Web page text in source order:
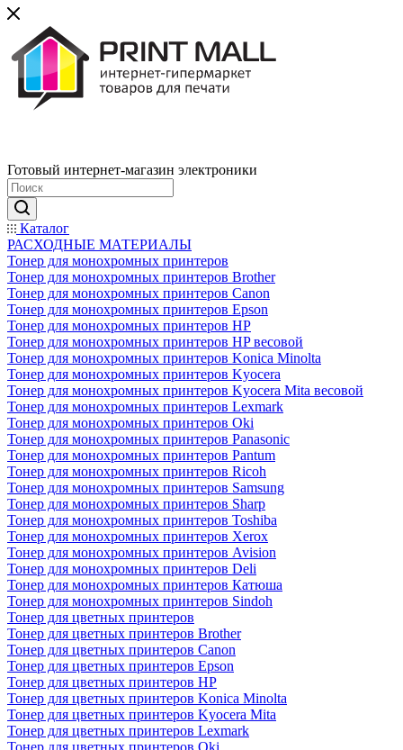
Готовый интернет-магазин электроники
Каталог
РАСХОДНЫЕ МАТЕРИАЛЫ
Тонер для монохромных принтеров
Тонер для монохромных принтеров Brother
Тонер для монохромных принтеров Canon
Тонер для монохромных принтеров Epson
Тонер для монохромных принтеров HP
Тонер для монохромных принтеров HP весовой
Тонер для монохромных принтеров Konica Minolta
Тонер для монохромных принтеров Kyocera
Тонер для монохромных принтеров Kyocera Mita весовой
Тонер для монохромных принтеров Lexmark
Тонер для монохромных принтеров Oki
Тонер для монохромных принтеров Panasonic
Тонер для монохромных принтеров Pantum
Тонер для монохромных принтеров Ricoh
Тонер для монохромных принтеров Samsung
Тонер для монохромных принтеров Sharp
Тонер для монохромных принтеров Toshiba
Тонер для монохромных принтеров Xerox
Тонер для монохромных принтеров Avision
Тонер для монохромных принтеров Deli
Тонер для монохромных принтеров Катюша
Тонер для монохромных принтеров Sindoh
Тонер для цветных принтеров
Тонер для цветных принтеров Brother
Тонер для цветных принтеров Canon
Тонер для цветных принтеров Epson
Тонер для цветных принтеров HP
Тонер для цветных принтеров Konica Minolta
Тонер для цветных принтеров Kyocera Mita
Тонер для цветных принтеров Lexmark
Тонер для цветных принтеров Oki